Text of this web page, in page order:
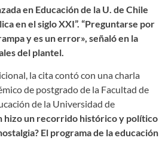
en Educación de la U. de Chile
en el siglo XXI”. “Preguntarse por
y es un error», señaló en la
del plantel.
la cita contó con una charla
de postgrado de la Facultad de
de la Universidad de
hizo un recorrido histórico y político
El programa de la educación